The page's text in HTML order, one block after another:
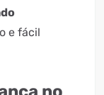
e fácil